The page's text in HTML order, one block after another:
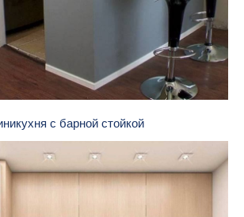
с барной стойкой